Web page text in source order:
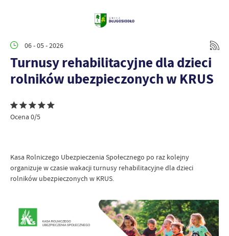
06 - 05 - 2026
Turnusy rehabilitacyjne dla dzieci
rolników ubezpieczonych w KRUS
Ocena 0/5
Kasa Rolniczego Ubezpieczenia Społecznego po raz kolejny
organizuje w czasie wakacji turnusy rehabilitacyjne dla dzieci
rolników ubezpieczonych w KRUS.